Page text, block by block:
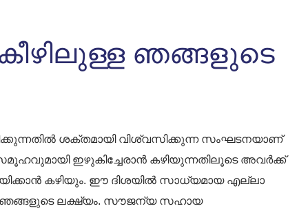
കീഴിലുള്ള ഞങ്ങളുടെ
ശക്തമായി വിശ്വസിക്കുന്ന സംഘടനയാണ്
ഇഴുകിച്ചേരാൻ കഴിയുന്നതിലൂടെ അവർക്ക്
കഴിയും. ഈ ദിശയിൽ സാധ്യമായ എല്ലാ
ലക്ഷ്യം. സൗജന്യ സഹായ